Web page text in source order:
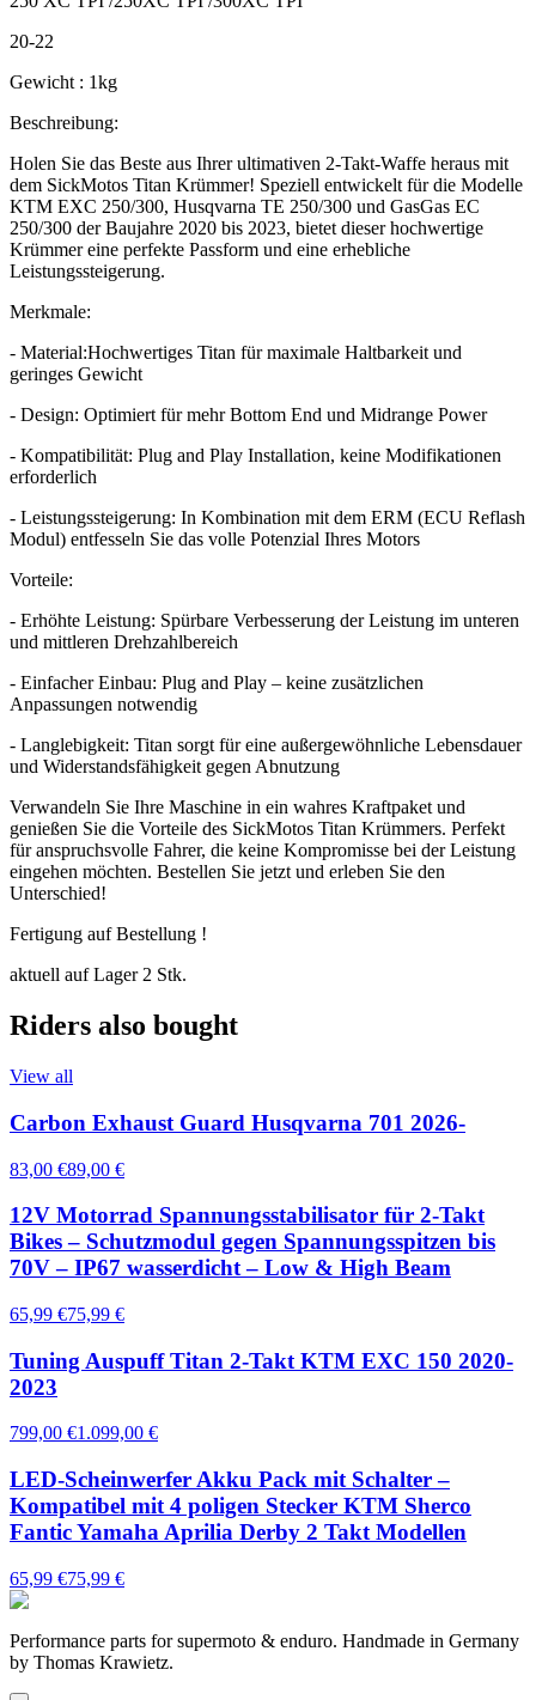
20-22
Gewicht : 1kg
Beschreibung:
Holen Sie das Beste aus Ihrer ultimativen 2-Takt-Waffe heraus mit
dem SickMotos Titan Krümmer! Speziell entwickelt für die Modelle
KTM EXC 250/300, Husqvarna TE 250/300 und GasGas EC
250/300 der Baujahre 2020 bis 2023, bietet dieser hochwertige
Krümmer eine perfekte Passform und eine erhebliche
Leistungssteigerung.
Merkmale:
- Material:Hochwertiges Titan für maximale Haltbarkeit und
geringes Gewicht
- Design: Optimiert für mehr Bottom End und Midrange Power
- Kompatibilität: Plug and Play Installation, keine Modifikationen
erforderlich
- Leistungssteigerung: In Kombination mit dem ERM (ECU Reflash
Modul) entfesseln Sie das volle Potenzial Ihres Motors
Vorteile:
- Erhöhte Leistung: Spürbare Verbesserung der Leistung im unteren
und mittleren Drehzahlbereich
- Einfacher Einbau: Plug and Play – keine zusätzlichen
Anpassungen notwendig
- Langlebigkeit: Titan sorgt für eine außergewöhnliche Lebensdauer
und Widerstandsfähigkeit gegen Abnutzung
Verwandeln Sie Ihre Maschine in ein wahres Kraftpaket und
genießen Sie die Vorteile des SickMotos Titan Krümmers. Perfekt
für anspruchsvolle Fahrer, die keine Kompromisse bei der Leistung
eingehen möchten. Bestellen Sie jetzt und erleben Sie den
Unterschied!
Fertigung auf Bestellung !
aktuell auf Lager 2 Stk.
Riders also bought
View all
Carbon Exhaust Guard Husqvarna 701 2026-
83,00 €89,00 €
12V Motorrad Spannungsstabilisator für 2-Takt
Bikes – Schutzmodul gegen Spannungsspitzen bis
70V – IP67 wasserdicht – Low & High Beam
65,99 €75,99 €
Tuning Auspuff Titan 2-Takt KTM EXC 150 2020-
2023
799,00 €1.099,00 €
LED-Scheinwerfer Akku Pack mit Schalter –
Kompatibel mit 4 poligen Stecker KTM Sherco
Fantic Yamaha Aprilia Derby 2 Takt Modellen
65,99 €75,99 €
Performance parts for supermoto & enduro. Handmade in Germany
by Thomas Krawietz.